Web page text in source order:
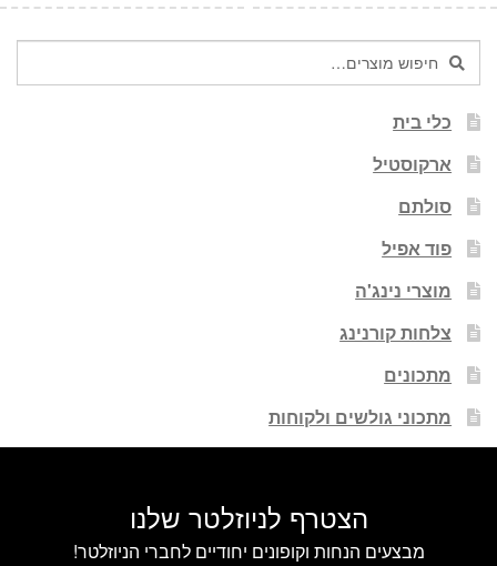
חיפוש
עבור:
חיפוש
כלי בית
ארקוסטיל
סולתם
פוד אפיל
מוצרי נינג'ה
צלחות קורנינג
מתכונים
מתכוני גולשים ולקוחות
הצטרף לניוזלטר שלנו
מבצעים הנחות וקופונים יחודיים לחברי הניוזלטר!